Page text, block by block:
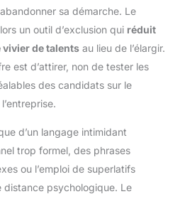
sa démarche. Le
un outil d’exclusion qui réduit
de talents au lieu de l’élargir.
est d’attirer, non de tester les
des candidats sur le
d’un langage intimidant
trop formel, des phrases
ou l’emploi de superlatifs
distance psychologique. Le